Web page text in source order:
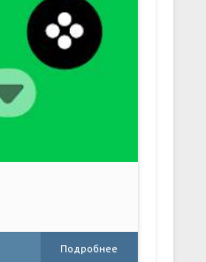
Подробнее